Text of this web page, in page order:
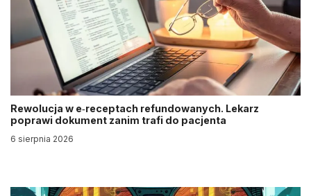
Rewolucja w e‑receptach refundowanych. Lekarz
poprawi dokument zanim trafi do pacjenta
6 sierpnia 2026